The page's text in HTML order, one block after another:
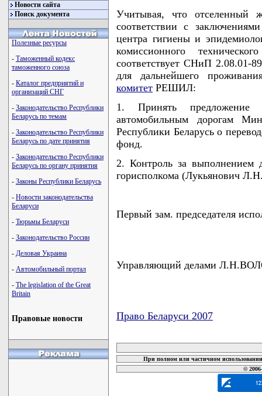
Новости сайта
Поиск документа
Полезные ресурсы
- Таможенный кодекс
таможенного союза
- Каталог предприятий и
организаций СНГ
- Законодательство Республики
Беларусь по темам
- Законодательство Республики
Беларусь по дате принятия
- Законодательство Республики
Беларусь по органу принятия
- Законы Республики Беларусь
- Новости законодательства
Беларуси
- Тюрьмы Беларуси
- Законодательство России
- Деловая Украина
- Автомобильный портал
- The legislation of the Great
Britain
Правовые новости
Учитывая, что
соответствии с
центра гигиены и
комиссионного
соответствует СНиП 2.08.01-
для дальнейшего
комитет РЕШИЛ:
1. Принять
автомобильным дорогам
Республики Беларусь о
фонд.
2. Контроль за
горисполкома (Лукьянович
Первый зам. председателя
Управляющий делами
Право Беларуси 2007
При полном или частичном
©